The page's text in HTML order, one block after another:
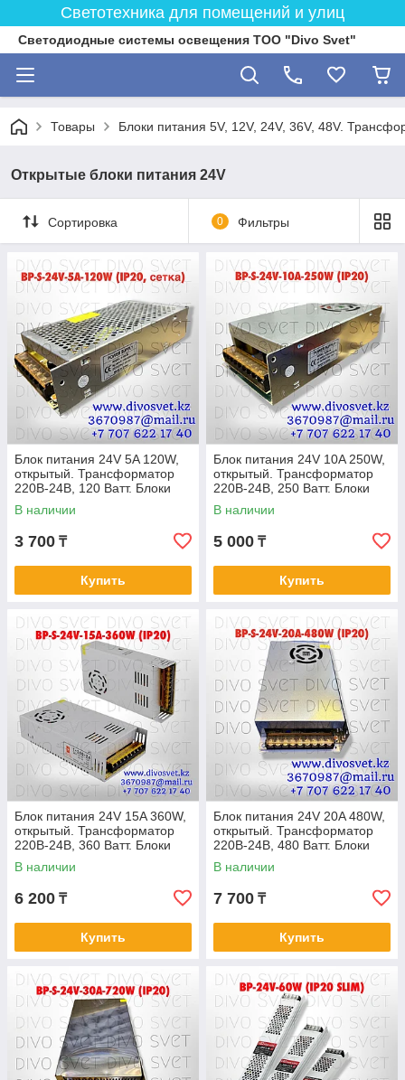
Светотехника для помещений и улиц
Светодиодные системы освещения ТОО "Divo Svet"
Товары Блоки питания 5V, 12V, 24V, 36V, 48V.
Открытые блоки питания 24V
Сортировка 0 Фильтры
Блок питания 24V 5A 120W,
открытый. Трансформатор
220В-24В, 120 Ватт. Блоки
питания импульсные 24
вольт
В наличии
3 700 ₸
Купить
Блок питания 24V 10A 250W,
открытый. Трансформатор
220В-24В, 250 Ватт. Блоки
питания импульсные 24
вольт.
В наличии
5 000 ₸
Купить
Блок питания 24V 15A 360W,
открытый. Трансформатор
220В-24В, 360 Ватт. Блоки
питания импульсные 24
вольт.
В наличии
6 200 ₸
Купить
Блок питания 24V 20A 480W,
открытый. Трансформатор
220В-24В, 480 Ватт. Блоки
питания импульсные 24
вольт.
В наличии
7 700 ₸
Купить